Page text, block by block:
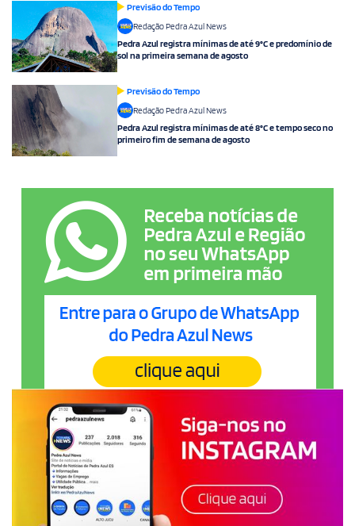
Previsão do Tempo
Redação Pedra Azul News
Pedra Azul registra mínimas de até 9°C e predomínio de
sol na primeira semana de agosto
Previsão do Tempo
Redação Pedra Azul News
Pedra Azul registra mínimas de até 8°C e tempo seco no
primeiro fim de semana de agosto